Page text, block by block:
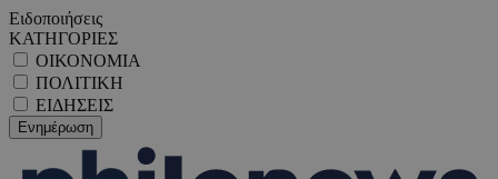
Ειδοποιήσεις
ΚΑΤΗΓΟΡΙΕΣ
ΟΙΚΟΝΟΜΙΑ
ΠΟΛΙΤΙΚΗ
ΕΙΔΗΣΕΙΣ